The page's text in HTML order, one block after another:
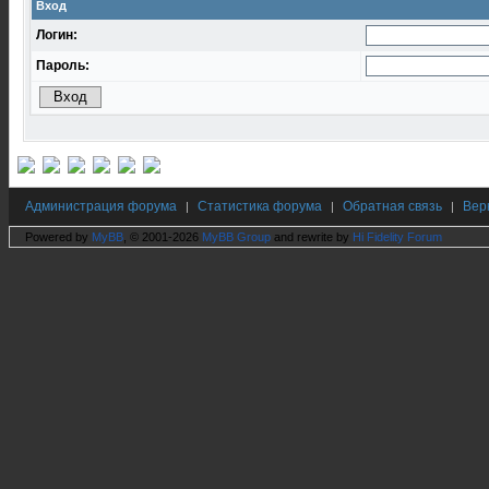
Вход
Логин:
Пароль:
Администрация форума | Статистика форума | Обратная связь |
Powered by MyBB , © 2001-2026 MyBB Group and rewrite by Hi Fidelity Forum